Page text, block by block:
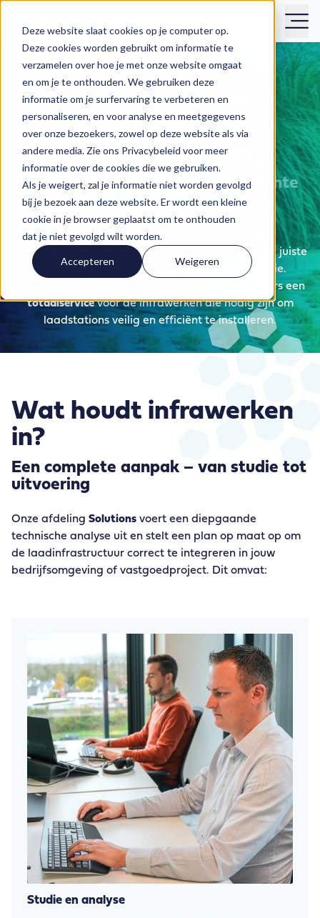
Deze website slaat cookies op je computer op.
Deze cookies worden gebruikt om informatie te
verzamelen over hoe je met onze website omgaat
en om je te onthouden. We gebruiken deze
informatie om je surfervaring te verbeteren en
personaliseren, en voor analyse en meetgegevens
over onze bezoekers, zowel op deze website als via
andere media. Zie ons Privacybeleid voor meer
informatie over de cookies die we gebruiken.
Als je weigert, zal je informatie niet worden gevolgd
bij je bezoek aan deze website. Er wordt een kleine
cookie in je browser geplaatst om te onthouden
dat je niet gevolgd wilt worden.
Accepteren Weigeren
Elektrische pre-
installatie voor
bedrijfsterreinen
De basis voor een toekomstgerichte
laadinfrastructuur
Een betrouwbare en toekomstbestendige
laadinfrastructuur begint met een sterke basis: de juiste
bekabeling, aansluitingen en netwerkintegratie.
MobilityPlus biedt bedrijven en vastgoedeigenaars een
totaalservicevoor de infrawerken die nodig zijn om
laadstations veilig en efficiënt te installeren.
Wat houdt infrawerken
in?
Een complete aanpak – van studie tot
uitvoering
Onze afdelingSolutions voert een diepgaande
technische analyse uit en stelt een plan op maat op om
de laadinfrastructuur correct te integreren in jouw
bedrijfsomgeving of vastgoedproject. Dit omvat:
Studie en analyse